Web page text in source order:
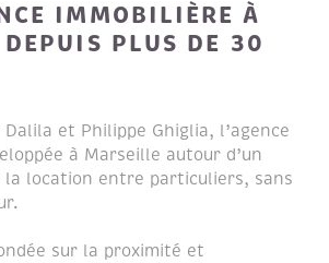
IMMOBILIÈRE À
PLUS DE 30
Dalila et Philippe Ghiglia, l’agence
à Marseille autour d’un
la location entre particuliers, sans
sur la proximité et